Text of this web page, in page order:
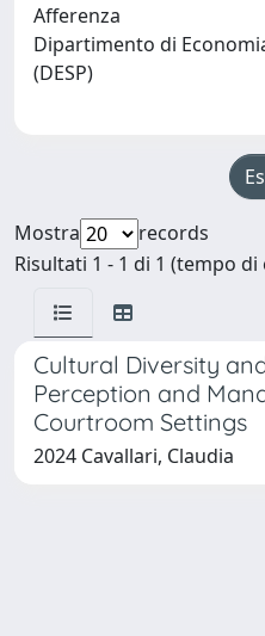
Afferenza
Dipartimento di
(DESP)
Mostra
records
Risultati 1 - 1 di 1 (tempo
Cultural Diversity
Perception and
Courtroom Settings
2024 Cavallari, Claudia